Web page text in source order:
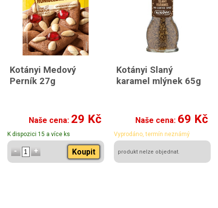
Kotányi Medový
Perník 27g
Naše cena: 29 Kč
K dispozici 15 a více ks
Koupit
Kotányi Slaný
karamel mlýnek 65g
Naše cena: 69 Kč
Vyprodáno, termín neznámý
produkt nelze objednat.